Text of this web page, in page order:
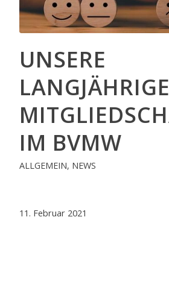
UNSERE
LANGJÄHRIGE
IM BVMW
ALLGEMEIN, NEWS
11. Februar 2021